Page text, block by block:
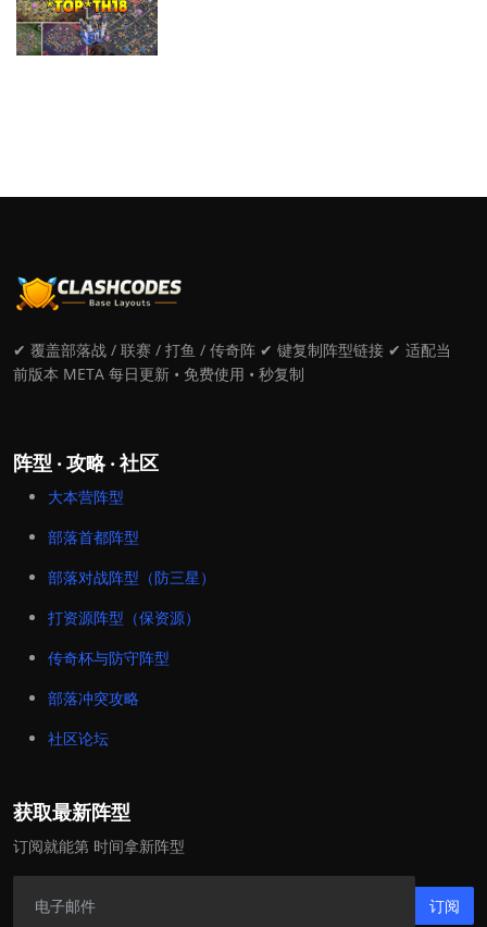
✔ 覆盖部落战 / 联赛 / 打鱼 / 传奇阵 ✔ 键复制阵型链接 ✔ 适配当
前版本 META 每日更新 • 免费使用 • 秒复制
阵型 · 攻略 · 社区
大本营阵型
部落首都阵型
部落对战阵型（防三星）
打资源阵型（保资源）
传奇杯与防守阵型
部落冲突攻略
社区论坛
获取最新阵型
订阅就能第 时间拿新阵型
订阅